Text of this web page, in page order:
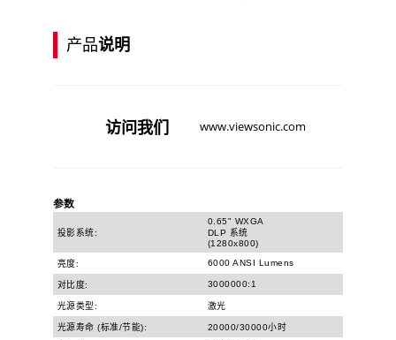
产品说明
访问我们 www.viewsonic.com
参数
投影系统:
0.65" WXGA
DLP 系统
(1280x800)
亮度: 6000 ANSI Lumens
对比度: 3000000:1
光源类型: 激光
光源寿命 (标准/节能):
20000/30000小时